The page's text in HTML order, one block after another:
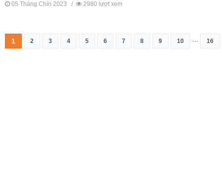
05 Tháng Chín 2023 / 2980 lượt xem
1 2 3 4 5 6 7 8 9 10 16